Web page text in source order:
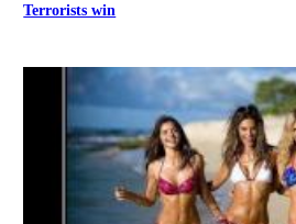
Terrorists win